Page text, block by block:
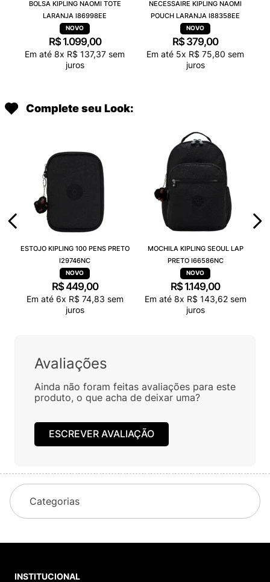
BOLSA KIPLING NAOMI TOTE
LARANJA I86998EE
R$ 1.099,00
Em até 8x R$ 137,37 sem
juros
NECESSAIRE KIPLING NAOMI
POUCH LARANJA I88358EE
R$ 379,00
Em até 5x R$ 75,80 sem
juros
Complete seu Look:
ESTOJO KIPLING 100 PENS PRETO
I29746NC
R$449,00
Em até 6x R$ 74,83 sem
juros
MOCHILA KIPLING SEOUL LAP
PRETO I66586NC
R$ 1.149,00
Em até 8x R$ 143,62sem
juros
Avaliações
Ainda não foram feitas avaliações para este
produto, o que acha de deixar uma?
ESCREVER AVALIAÇÃO
Categorias
INSTITUCIONAL